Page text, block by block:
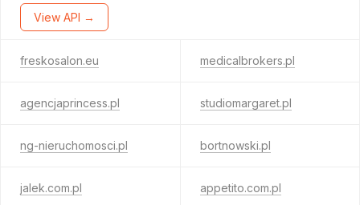
View API →
freskosalon.eu medicalbrokers.pl
agencjaprincess.pl studiomargaret.pl
ng-nieruchomosci.pl bortnowski.pl
jalek.com.pl appetito.com.pl